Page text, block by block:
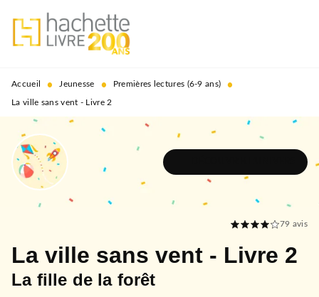
MENU RECHERCHE
PIED DE PAGE
Accueil • Jeunesse • Premières lectures (6-9 ans) •
La ville sans vent - Livre 2
79 avis
La ville sans vent - Livre 2
La fille de la forêt